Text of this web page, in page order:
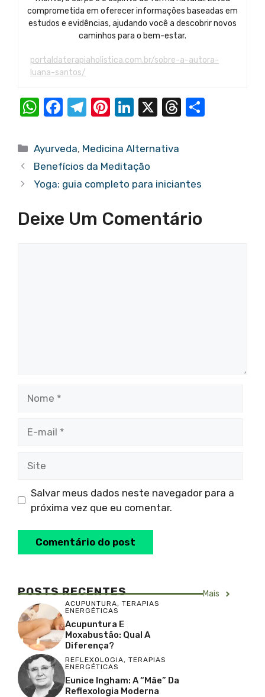
comprometida em oferecer informações baseadas em
estudos e evidências, ajudando você a descobrir novos
caminhos para o bem-estar.
portaldaterapiaholistica.com.br/sobre-a-autora-
luana-santos/
W
at
s
A
p
F
c
e
b
o
T
e
gr
a
Pi
er
e
st
Li
k
e
dI
X
T
d
Categorias
Ayurveda, Medicina Alternativa
Benefícios da Meditação
Yoga: guia completo para iniciantes
Deixe Um Comentário
mail
Salvar meus dados neste navegador para a
próxima vez que eu comentar.
POSTS RECENTES Mais
ACUPUNTURA, TERAPIAS
ENERGÉTICAS
Acupuntura E
Moxabustão: Qual A
Diferença?
REFLEXOLOGIA, TERAPIAS
ENERGÉTICAS
Eunice Ingham: A “Mãe” Da
Reflexologia Moderna